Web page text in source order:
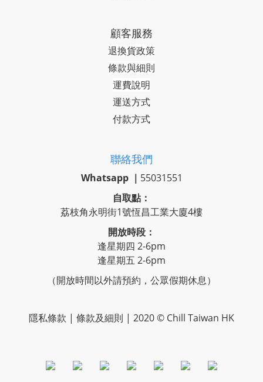
顧客服務
退換貨政策
條款與細則
運費說明
運送方式
付款方式
聯絡我們
Whatsapp ｜ 55031551
自取點：
荔枝角永明街1號恆昌工業大廈4樓
開放時段：
逢星期四 2-6pm
逢星期五 2-6pm
（開放時間以外請預約，公眾假期休息）
隱私條款 | 條款及細則 | 2020 © Chill Taiwan HK